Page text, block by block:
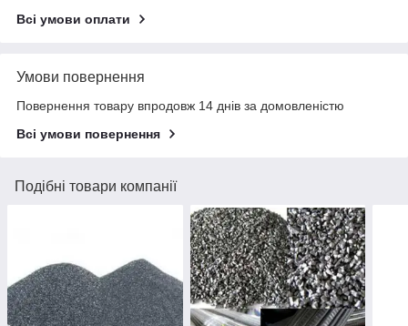
Всі умови оплати
Умови повернення
Повернення товару впродовж 14 днів за домовленістю
Всі умови повернення
Подібні товари компанії